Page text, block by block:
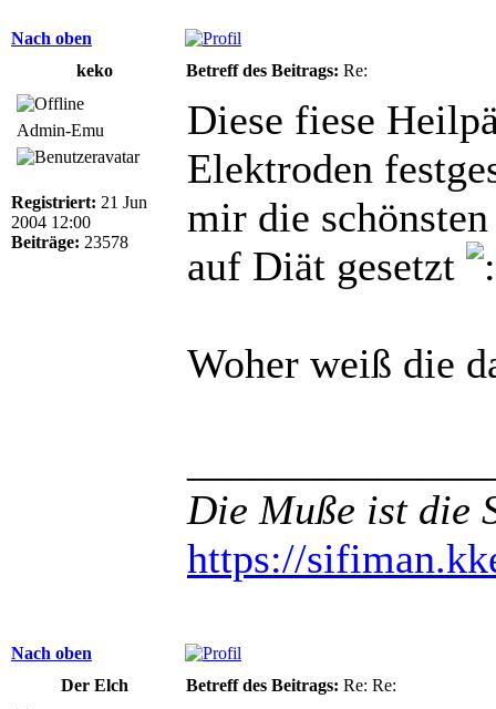
Nach oben
keko
Betreff des Beitrags: Re:
Admin-Emu
Registriert: 21 Jun
2004 12:00
Beiträge: 23578
Diese fiese
Elektroden
mir die
auf Diät gesetzt
Woher weiß die
Die Muße ist die
https://
Nach oben
Der Elch
Betreff des Beitrags: Re: Re: